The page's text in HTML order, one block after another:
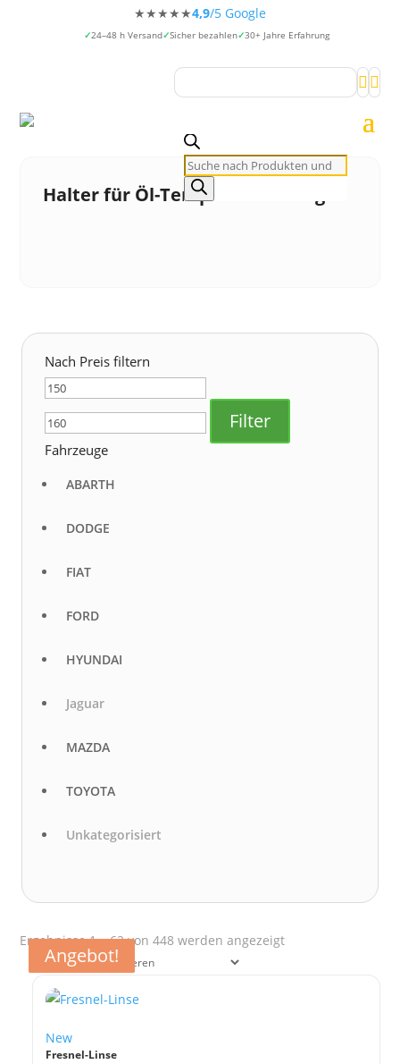
★★★★★4,9/5 Google
24–48 h Versand Sicher bezahlen 30+ Jahre Erfahrung


Products
search
Halter für Öl-Temperaturanzeige
Nach Preis filtern
Min.
Filter
Fahrzeuge
ABARTH
DODGE
FIAT
FORD
HYUNDAI
Jaguar
MAZDA
TOYOTA
Unkategorisiert
Ergebnisse 1 – 62 von 448 werden angezeigtNach
New
Fresnel-Linse
Angebot!
Angebot!
Angebot!
Angebot!